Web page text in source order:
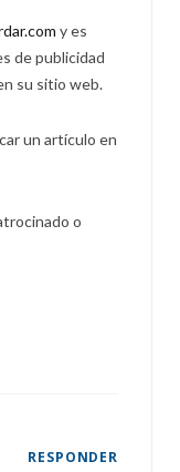
y es
de publicidad
su sitio web.
un artículo en
o
RESPONDER